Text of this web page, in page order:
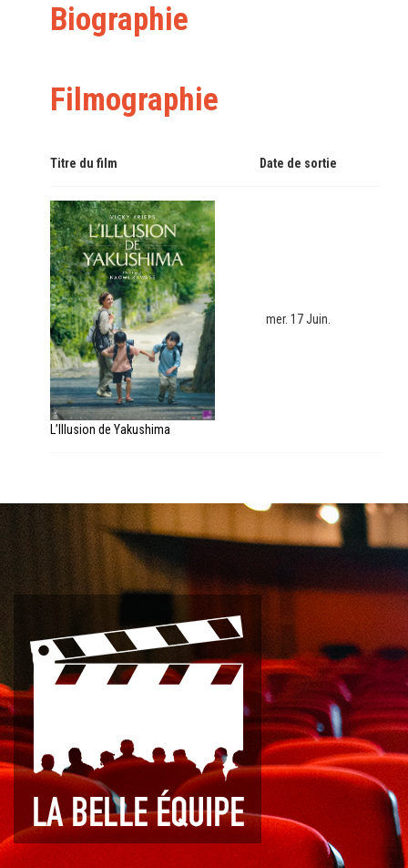
Biographie
Filmographie
Titre du film Date de sortie
L’Illusion de Yakushima
mer. 17 Juin.